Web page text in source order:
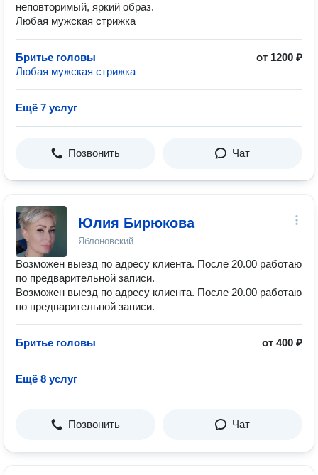
неповторимый, яркий образ.
Любая мужская стрижка
Бритье головы
от 1200 ₽
Любая мужская стрижка
Ещё 7 услуг
Позвонить Чат
Юлия Бирюкова
Яблоновский
Возможен выезд по адресу клиента. После 20.00 работаю
по предварительной записи.
Возможен выезд по адресу клиента. После 20.00 работаю
по предварительной записи.
Бритье головы от 400 ₽
Ещё 8 услуг
Позвонить Чат